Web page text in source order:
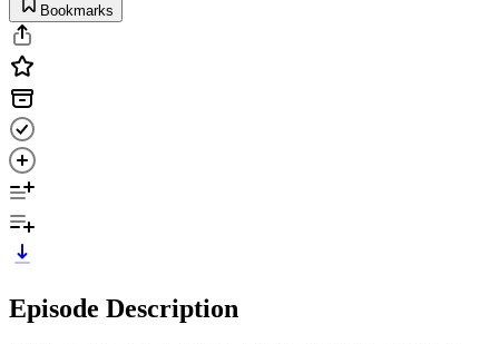
Bookmarks
Episode Description